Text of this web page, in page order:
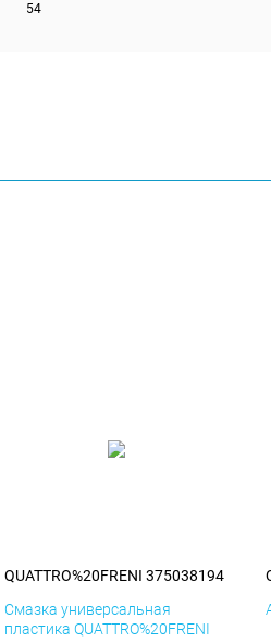
54
QUATTRO%20FRENI 375038194
Смазка универсальная
пластика QUATTRO%20FRENI